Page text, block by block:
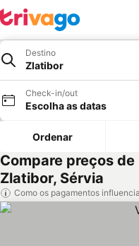
Destino
Zlatibor
Check-in/out
Escolha as datas
Ordenar
Compare preços
Zlatibor, Sérvia
Como os pagamentos